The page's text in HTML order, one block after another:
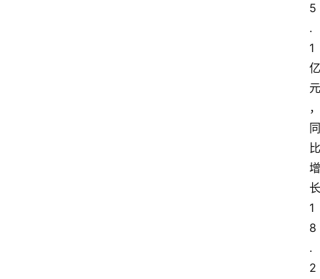
5
.
1
亿
元
，
同
比
增
长
1
8
.
2